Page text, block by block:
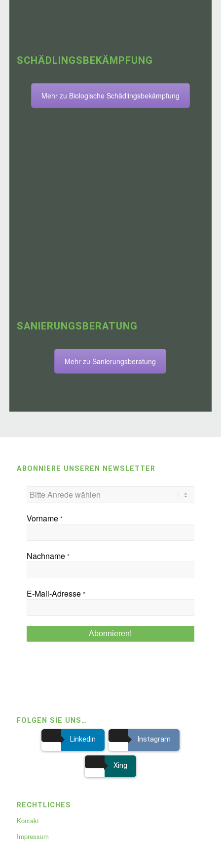
SCHÄDLINGSBEKÄMPFUNG
Mehr zu Biologische Schädlingsbekämpfung
SANIERUNGSBERATUNG
Mehr zu Sanierungsberatung
ABONNIERE UNSEREN NEWSLETTER
Vorname *
Nachname *
E-Mail-Adresse *
FOLGEN SIE UNS…
Linkedin Instagram
Xing
RECHTLICHES
Kontakt
Impressum